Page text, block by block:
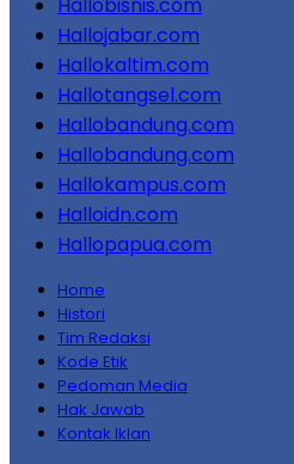
Hallojabar.com
Hallokaltim.com
Hallotangsel.com
Hallobandung.com
Hallobandung.com
Hallokampus.com
Halloidn.com
Hallopapua.com
Home
Histori
Tim Redaksi
Kode Etik
Pedoman Media
Hak Jawab
Kontak Iklan